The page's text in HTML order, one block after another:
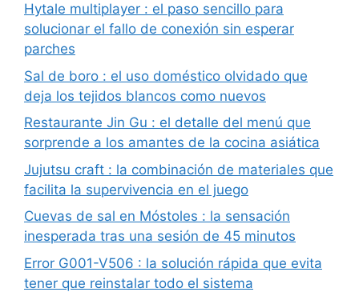
Hytale multiplayer : el paso sencillo para
solucionar el fallo de conexión sin esperar
parches
Sal de boro : el uso doméstico olvidado que
deja los tejidos blancos como nuevos
Restaurante Jin Gu : el detalle del menú que
sorprende a los amantes de la cocina asiática
Jujutsu craft : la combinación de materiales que
facilita la supervivencia en el juego
Cuevas de sal en Móstoles : la sensación
inesperada tras una sesión de 45 minutos
Error G001-V506 : la solución rápida que evita
tener que reinstalar todo el sistema